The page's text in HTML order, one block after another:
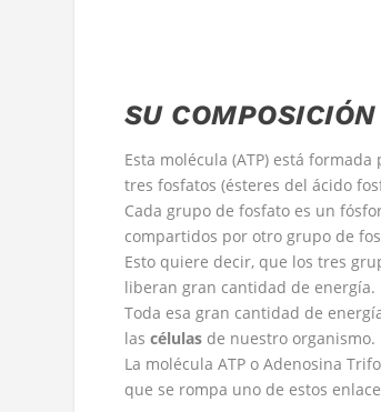
SU COMPOSICIÓN
Esta molécula (ATP) está
tres fosfatos (ésteres del ácido
Cada grupo de fosfato es un
compartidos por otro grupo de
Esto quiere decir, que los tres
liberan gran cantidad de energía.
Toda esa gran cantidad de
las célulasde nuestro organismo.
La molécula ATP o Adenosina
que se rompa uno de estos